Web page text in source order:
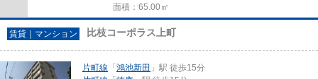
面積：65.00㎡
賃貸｜マンション 比枝コーポラス上町
片町線 「 鴻池新田 」駅 徒歩15分